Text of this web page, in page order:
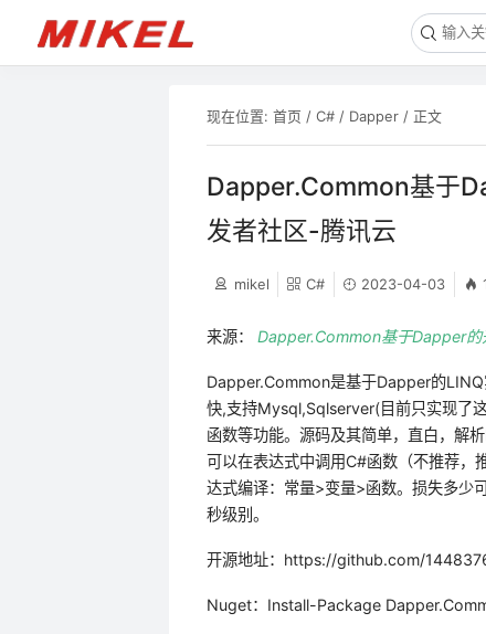
现在位置: 首页 / C#/ Dapper/ 正文
Dapper.Common基于
发者社区-腾讯云
mikel C# 2023-04-03
来源： Dapper.Common基于Dapper
Dapper.Common是基于Dapper的
快,支持Mysql,Sqlserver(目前只实现了
函数等功能。源码及其简单，直白，解
可以在表达式中调用C#函数（不推荐，
达式编译：常量>变量>函数。损失多
秒级别。
开源地址：https://github.com/
Nuget：Install-Package